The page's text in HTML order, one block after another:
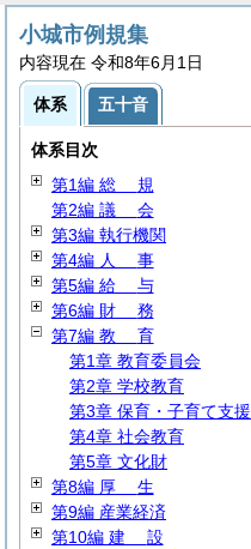
小城市例規集
内容現在 令和8年6月1日
体系 五十音
体系目次
第1編 総 規
第2編 議 会
第3編 執行機関
第4編 人 事
第5編 給 与
第6編 財 務
第7編 教 育
第1章 教育委員会
第2章 学校教育
第3章 保育・子育て支援
第4章 社会教育
第5章 文化財
第8編 厚 生
第9編 産業経済
第10編 建 設